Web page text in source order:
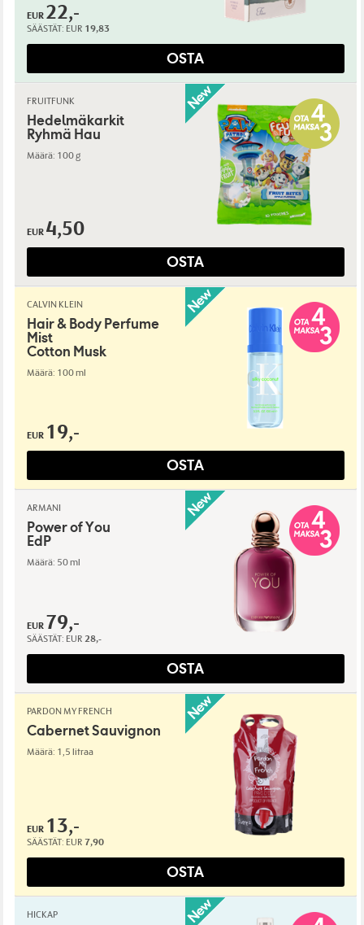
EUR 22,-
SÄÄSTÄT: EUR 19,83
OSTA
FRUITFUNK
Hedelmäkarkit
Ryhmä Hau
Määrä: 100 g
EUR 4,50
OSTA
CALVIN KLEIN
Hair & Body Perfume
Mist
Cotton Musk
Määrä: 100 ml
EUR 19,-
OSTA
ARMANI
Power of You
EdP
Määrä: 50 ml
EUR 79,-
SÄÄSTÄT: EUR 28,-
OSTA
PARDON MY FRENCH
Cabernet Sauvignon
Määrä: 1,5 litraa
EUR 13,-
SÄÄSTÄT: EUR 7,90
OSTA
HICKAP